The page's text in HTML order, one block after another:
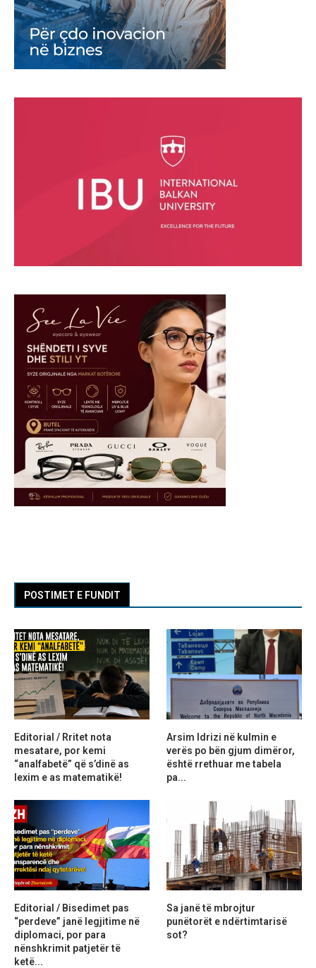
POSTIMET E FUNDIT
Editorial / Rritet nota
mesatare, por kemi
“analfabetë” që s’dinë as
lexim e as matematikë!
Arsim Idrizi në kulmin e
verës po bën gjum dimëror,
është rrethuar me tabela
pa...
Editorial / Bisedimet pas
“perdeve” janë legjitime në
diplomaci, por para
nënshkrimit patjetër të
ketë...
Sa janë të mbrojtur
punëtorët e ndërtimtarisë
sot?